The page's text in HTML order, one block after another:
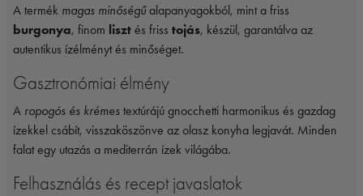
A termék magas minőségűalapanyagokból, mint a friss
burgonya, finom liszt és friss tojás, készül, garantálva az
autentikus ízélményt és minőséget.
Gasztronómiai élmény
A ropogós és krémes textúrájú gnocchetti harmonikus és gazdag
ízekkel csábít, visszaköszönve az olasz konyha legjavát. Minden
falat egy utazás a mediterrán ízek világába.
Felhasználás és recept javaslatok